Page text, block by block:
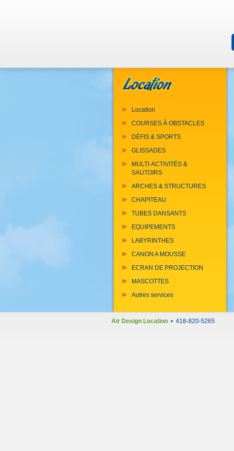
Location
COURSES À OBSTACLES
DÉFIS & SPORTS
GLISSADES
MULTI-ACTIVITÉS &
SAUTOIRS
ARCHES & STRUCTURES
CHAPITEAU
TUBES DANSANTS
EQUIPEMENTS
LABYRINTHES
CANON A MOUSSE
ECRAN DE PROJECTION
MASCOTTES
Autres services
Air Design Location • 418-820-5265